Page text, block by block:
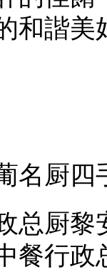
和諧美
厨四
总厨
餐行